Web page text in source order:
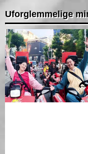
Uforglemmelige